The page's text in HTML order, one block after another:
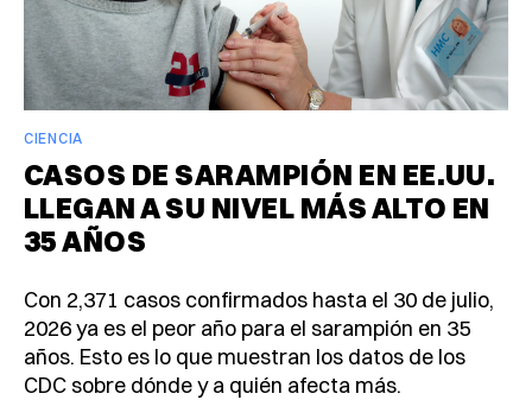
CIENCIA
CASOS DE SARAMPIÓN EN EE.UU.
LLEGAN A SU NIVEL MÁS ALTO EN
35 AÑOS
Con 2,371 casos confirmados hasta el 30 de julio,
2026 ya es el peor año para el sarampión en 35
años. Esto es lo que muestran los datos de los
CDC sobre dónde y a quién afecta más.